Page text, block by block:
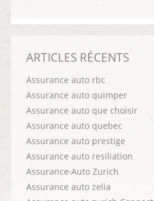
ARTICLES RÉCENTS
Assurance auto rbc
Assurance auto quimper
Assurance auto que choisir
Assurance auto quebec
Assurance auto prestige
Assurance auto resiliation
Assurance Auto Zurich
Assurance auto zelia